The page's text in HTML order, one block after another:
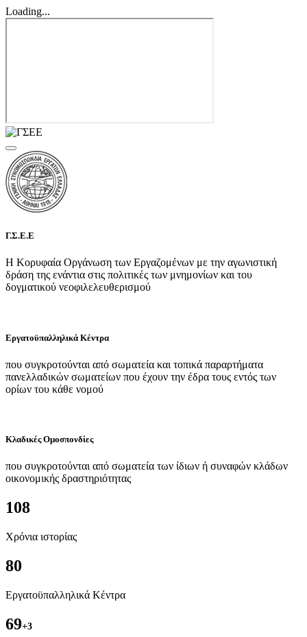
Loading...
Γ.Σ.Ε.Ε
Η Κορυφαία Οργάνωση των Εργαζομένων με την αγωνιστική
δράση της ενάντια στις πολιτικές των μνημονίων και του
δογματικού νεοφιλελευθερισμού
Εργατοϋπαλληλικά Κέντρα
που συγκροτούνται από σωματεία και τοπικά παραρτήματα
πανελλαδικών σωματείων που έχουν την έδρα τους εντός των
ορίων του κάθε νομού
Κλαδικές Ομοσπονδίες
που συγκροτούνται από σωματεία των ίδιων ή συναφών κλάδων
οικονομικής δραστηριότητας
108
Χρόνια ιστορίας
80
Εργατοϋπαλληλικά Κέντρα
69+3